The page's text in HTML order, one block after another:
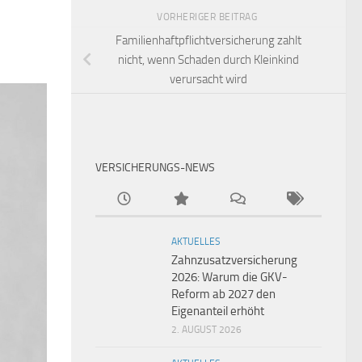
VORHERIGER BEITRAG
Familienhaftpflichtversicherung zahlt
nicht, wenn Schaden durch Kleinkind
verursacht wird
VERSICHERUNGS-NEWS
AKTUELLES
Zahnzusatzversicherung
2026: Warum die GKV-
Reform ab 2027 den
Eigenanteil erhöht
2. AUGUST 2026